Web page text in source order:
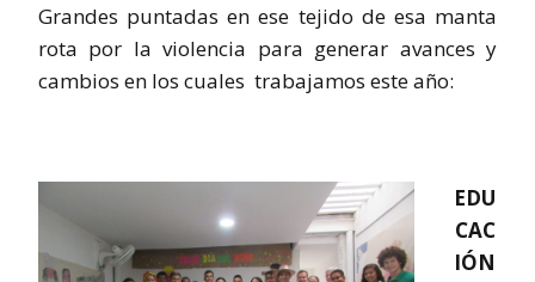
Grandes puntadas en ese tejido de esa manta
rota por la violencia para generar avances y
cambios en los cuales trabajamos este año:
EDU
CAC
IÓN